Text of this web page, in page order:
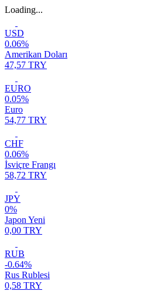
Loading...
USD
0.06%
Amerikan Doları
47,57 TRY
EURO
0.05%
Euro
54,77 TRY
CHF
0.06%
İsviçre Frangı
58,72 TRY
JPY
0%
Japon Yeni
0,00 TRY
RUB
-0.64%
Rus Rublesi
0,58 TRY